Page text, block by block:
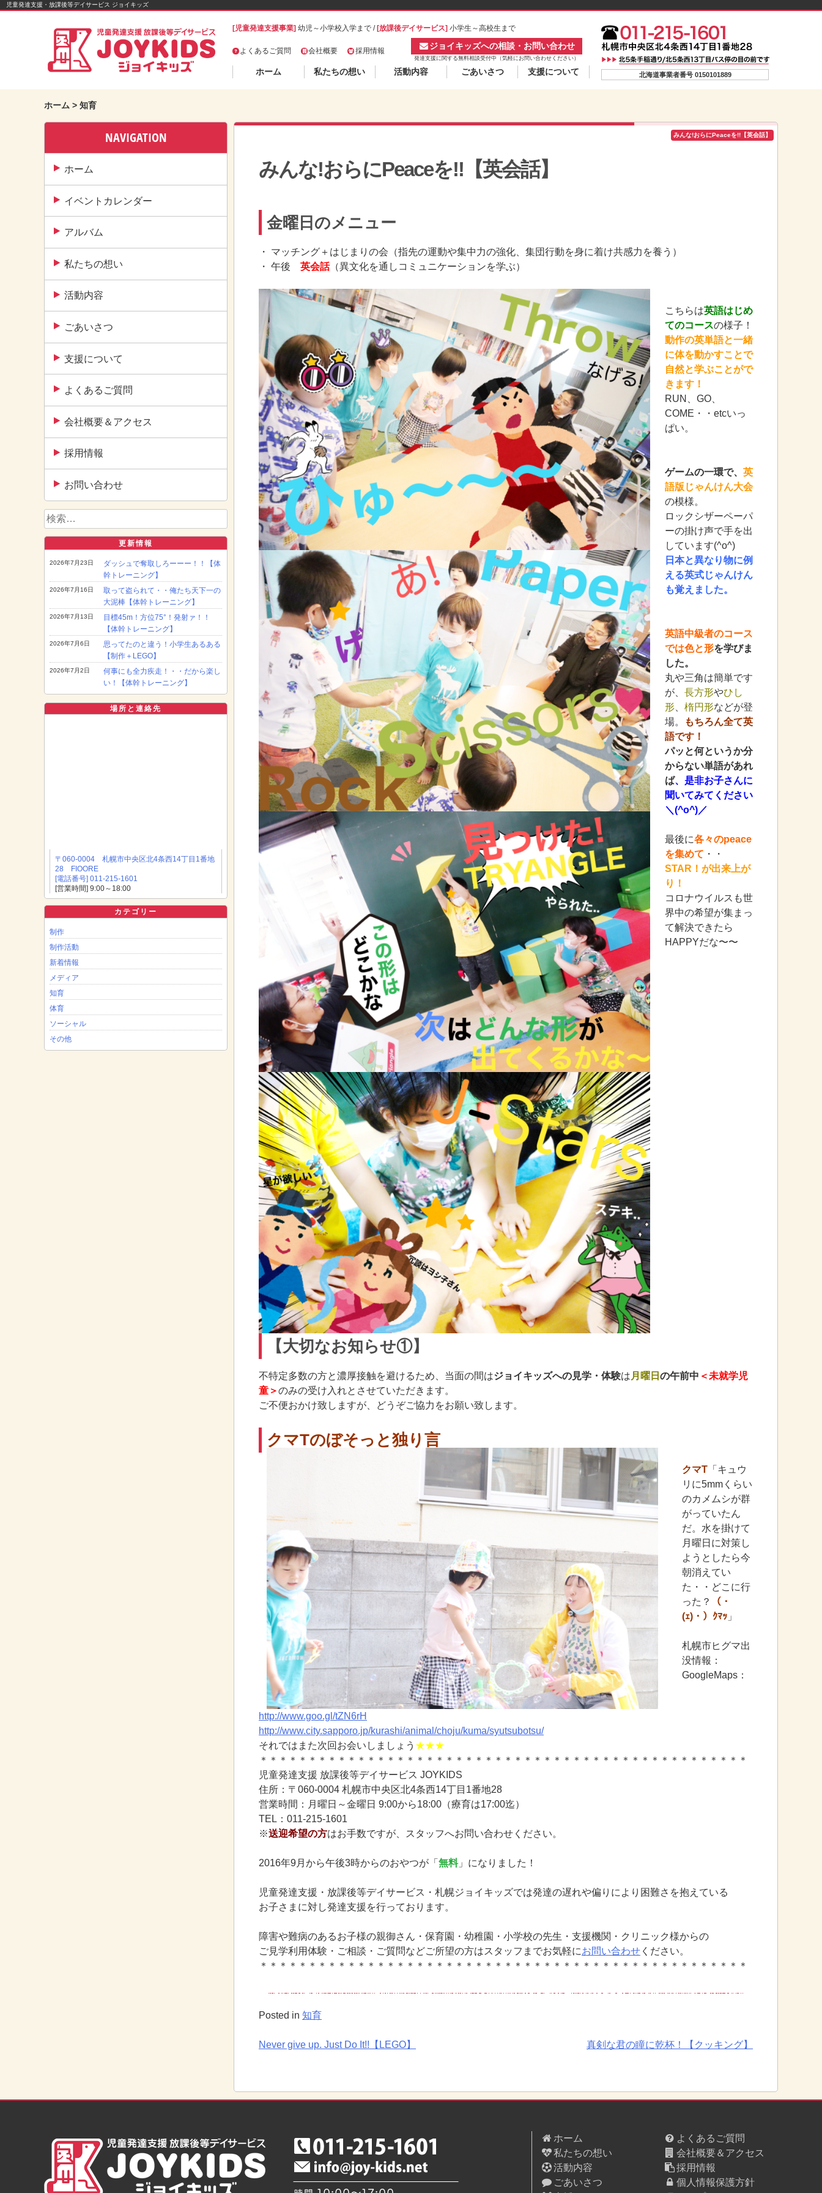
Skip
児童発達支援・放課後等デイサービス ジョイキッズ
[児童発達支援事業] 幼児～小学校入学まで /[放課後デイサービス] 小学生～高校生まで
よくあるご質問 会社概要 採用情報 ジョイキッズへの相談・お問い合わせ
発達支援に関する無料相談受付中（気軽にお問い合わせください）
ホーム 私たちの想い 活動内容 ごあいさつ 支援について 北海道事業者番号 0150101889
ホーム > 知育
NAVIGATION
ホーム
イベントカレンダー
アルバム
私たちの想い
活動内容
ごあいさつ
支援について
よくあるご質問
会社概要＆アクセス
採用情報
お問い合わせ
検
索:
更新情報
ダッシュで奪取しろーーー！！【体
幹トレーニング】
2026年7月23日
取って盗られて・・俺たち天下一の
大泥棒【体幹トレーニング】
2026年7月16日
目標45m！方位75°！発射ァ！！
【体幹トレーニング】
2026年7月13日
思ってたのと違う！小学生あるある
【制作＋LEGO】
2026年7月6日
何事にも全力疾走！・・だから楽し
い！【体幹トレーニング】
2026年7月2日
場所と連絡先
〒060-0004 札幌市中央区北4条西14丁目1番地
28 FIOORE
[電話番号] 011-215-1601
[営業時間] 9:00～18:00
カテゴリー
制作
制作活動
新着情報
メディア
知育
体育
ソーシャル
その他
みんな!おらにPeaceを!!【英会話】
みんな!おらにPeaceを!!【英会話】
金曜日のメニュー
・ マッチング＋はじまりの会（指先の運動や集中力の強化、集団行動を身に着け共感力を養う）
・ 午後 英会話（異文化を通しコミュニケーションを学ぶ）
こちらは英語はじめ
てのコースの様子！
動作の英単語と一緒
に体を動かすことで
自然と学ぶことがで
きます！
RUN、GO、
COME・・etcいっ
ぱい。
ゲームの一環で、 英
語版じゃんけん大会
の模様。
ロックシザーペーパ
ーの掛け声で手を出
しています(^o^)
日本と異なり物に例
える英式じゃんけん
も覚えました。
英語中級者のコース
では色と形を学びま
した。
丸や三角は簡単です
が、 長方形やひし
形
楕円形などが登
場。
もちろん全て英
語です！
パッと何というか分
からない単語があれ
ば、是非お子さんに
聞いてみてください
＼(^o^)／
最後に各々のpeace
を集めて ・・
STAR！が出来上が
り！
コロナウイルスも世
界中の希望が集まっ
て解決できたら
HAPPYだな〜〜
【大切なお知らせ①】
不特定多数の方と濃厚接触を避けるため、当面の間はジョイキッズへの見学・体験は 月曜日 の午前中 ＜未就学児
童＞のみの受け入れとさせていただきます。
ご不便おかけ致しますが、どうぞご協力をお願い致します。
クマTのぼそっと独り言
クマT「キュウ
リに5mmくらい
のカメムシが群
がっていたん
だ。水を掛けて
月曜日に対策し
ようとしたら今
朝消えてい
た・・どこに行
った？
（・
(ｪ)・）ｸﾏｯ」
札幌市ヒグマ出
没情報：
GoogleMaps：
http://www.goo.gl/tZN6rH
http://www.city.sapporo.jp/kurashi/animal/choju/kuma/syutsubotsu/
それではまた次回お会いしましょう ★★★
＊＊＊＊＊＊＊＊＊＊＊＊＊＊＊＊＊＊＊＊＊＊＊＊＊＊＊＊＊＊＊＊＊＊＊＊＊＊＊＊＊＊＊＊＊＊＊＊＊＊
児童発達支援 放課後等デイサービス JOYKIDS
住所：〒060-0004 札幌市中央区北4条西14丁目1番地28
営業時間：月曜日～金曜日 9:00から18:00（療育は17:00迄）
TEL：011-215-1601
※送迎希望の方はお手数ですが、スタッフへお問い合わせください。
2016年9月から午後3時からのおやつが「 無料」になりました！
児童発達支援・放課後等デイサービス・札幌ジョイキッズでは発達の遅れや偏りにより困難さを抱えている
お子さまに対し発達支援を行っております。
障害や難病のあるお子様の親御さん・保育園・幼稚園・小学校の先生・支援機関・クリニック様からの
ご見学利用体験・ご相談・ご質問などご所望の方はスタッフまでお気軽にお問い合わせ ください。
＊＊＊＊＊＊＊＊＊＊＊＊＊＊＊＊＊＊＊＊＊＊＊＊＊＊＊＊＊＊＊＊＊＊＊＊＊＊＊＊＊＊＊＊＊＊＊＊＊＊
Posted in 知育
ナ
ゲ
ー
シ
Never give up. Just Do It!!【LEGO】 真剣な君の瞳に乾杯！【クッキング】
ホーム
私たちの想い
活動内容
ごあいさつ
よくあるご質問
会社概要＆アクセス
採用情報
個人情報保護方針